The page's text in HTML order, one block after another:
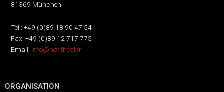
81369 München
Tel.: +49 (0)89 18 90 47 54
Fax: +49 (0)89 12 717 775
Email: info@hof.theater
ORGANISATION